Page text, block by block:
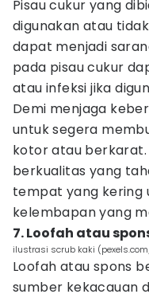
Pisau cukur yang
digunakan atau
dapat menjadi
pada pisau cukur
atau infeksi jika
Demi menjaga
untuk segera
kotor atau berkarat.
berkualitas yang
tempat yang kering
kelembapan yang
7. Loofah atau
ilustrasi scrub kaki
Loofah atau spons
sumber kekacauan